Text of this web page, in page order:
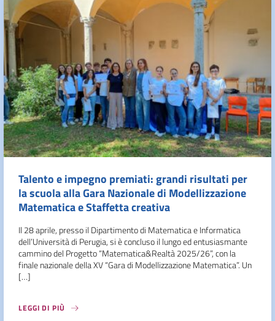
Talento e impegno premiati: grandi risultati per
la scuola alla Gara Nazionale di Modellizzazione
Matematica e Staffetta creativa
Il 28 aprile, presso il Dipartimento di Matematica e Informatica
dell’Università di Perugia, si è concluso il lungo ed entusiasmante
cammino del Progetto “Matematica&Realtà 2025/26”, con la
finale nazionale della XV “Gara di Modellizzazione Matematica”. Un
[…]
LEGGI DI PIÙ